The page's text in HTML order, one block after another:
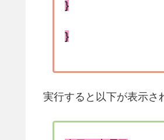
}
}
実行すると以下が表示さ